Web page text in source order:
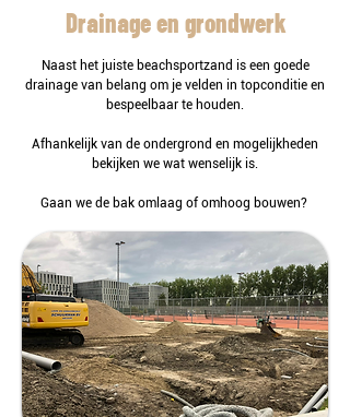
Drainage en grondwerk
Naast het juiste beachsportzand is een goede
drainage van belang om je velden in topconditie en
bespeelbaar te houden.
Afhankelijk van de ondergrond en mogelijkheden
bekijken we wat wenselijk is.
Gaan we de bak omlaag of omhoog bouwen?